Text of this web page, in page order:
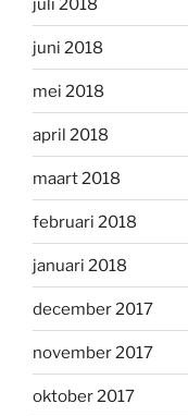
juli 2018
juni 2018
mei 2018
april 2018
maart 2018
februari 2018
januari 2018
december 2017
november 2017
oktober 2017